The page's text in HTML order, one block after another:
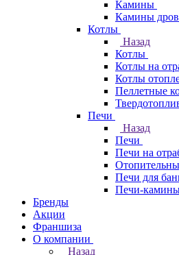
Камины
Камины
Котлы
Назад
Котлы
Котлы на
Котлы
Пеллетные
Печи
Назад
Печи
Печи на
Печи для
Печи-
Бренды
Акции
Франшиза
О компании
Назад